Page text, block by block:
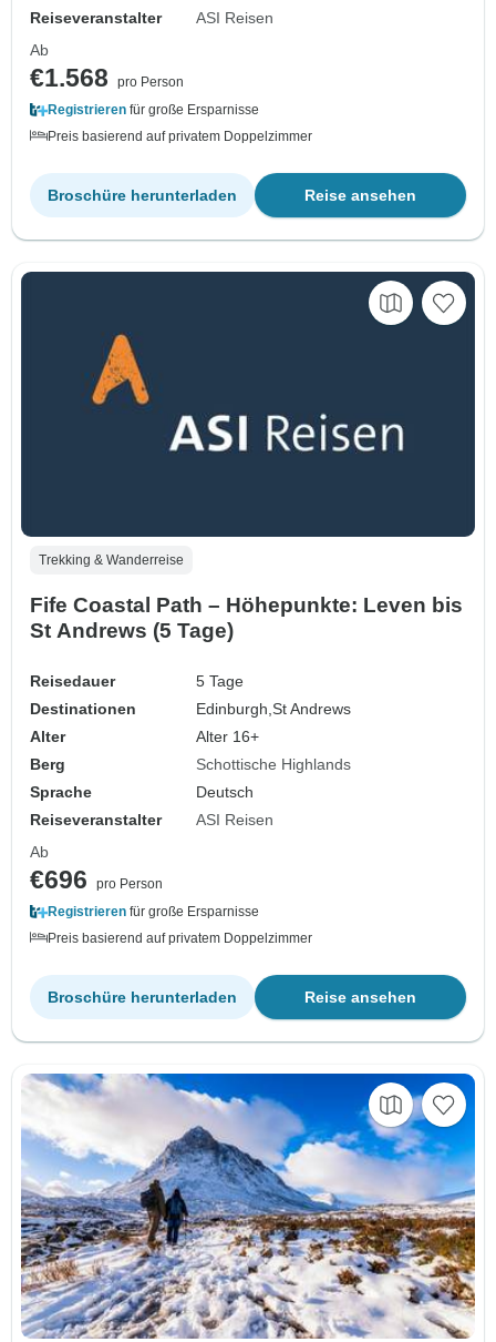
Reiseveranstalter
ASI Reisen
Ab
€1.568
pro Person
Registrieren für große Ersparnisse
Preis basierend auf privatem Doppelzimmer
Reise ansehen
Broschüre herunterladen
Trekking & Wanderreise
Fife Coastal Path – Höhepunkte: Leven bis
St Andrews (5 Tage)
Reisedauer
5 Tage
Destinationen
Edinburgh,St Andrews
Alter
Alter 16+
Berg
Schottische Highlands
Sprache
Deutsch
Reiseveranstalter
ASI Reisen
Ab
€696
pro Person
Registrieren für große Ersparnisse
Preis basierend auf privatem Doppelzimmer
Reise ansehen
Broschüre herunterladen